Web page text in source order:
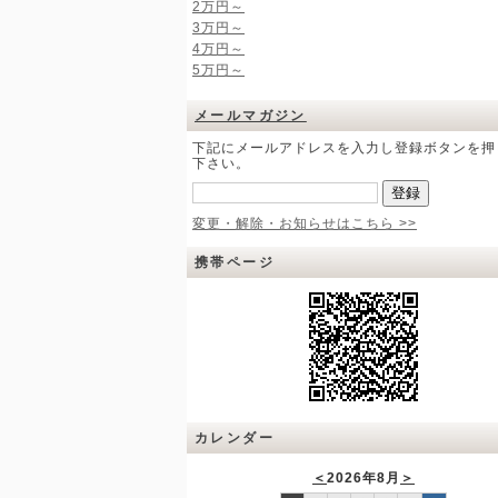
2万円～
3万円～
4万円～
5万円～
メールマガジン
下記にメールアドレスを入力し登録ボタンを
下さい。
変更・解除・お知らせはこちら >>
携帯ページ
カレンダー
＜ 2026年8月 ＞